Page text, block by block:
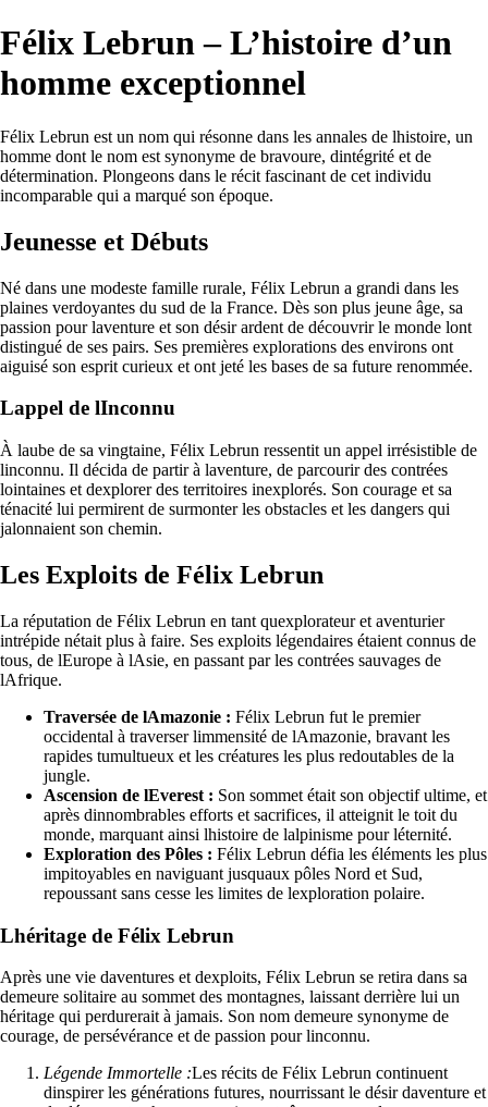
Félix Lebrun – L’histoire d’un
homme exceptionnel
Félix Lebrun est un nom qui résonne dans les annales de lhistoire, un
homme dont le nom est synonyme de bravoure, dintégrité et de
détermination. Plongeons dans le récit fascinant de cet individu
incomparable qui a marqué son époque.
Jeunesse et Débuts
Né dans une modeste famille rurale, Félix Lebrun a grandi dans les
plaines verdoyantes du sud de la France. Dès son plus jeune âge, sa
passion pour laventure et son désir ardent de découvrir le monde lont
distingué de ses pairs. Ses premières explorations des environs ont
aiguisé son esprit curieux et ont jeté les bases de sa future renommée.
Lappel de lInconnu
À laube de sa vingtaine, Félix Lebrun ressentit un appel irrésistible de
linconnu. Il décida de partir à laventure, de parcourir des contrées
lointaines et dexplorer des territoires inexplorés. Son courage et sa
ténacité lui permirent de surmonter les obstacles et les dangers qui
jalonnaient son chemin.
Les Exploits de Félix Lebrun
La réputation de Félix Lebrun en tant quexplorateur et aventurier
intrépide nétait plus à faire. Ses exploits légendaires étaient connus de
tous, de lEurope à lAsie, en passant par les contrées sauvages de
lAfrique.
Traversée de lAmazonie : Félix Lebrun fut le premier
occidental à traverser limmensité de lAmazonie, bravant les
rapides tumultueux et les créatures les plus redoutables de la
jungle.
Ascension de lEverest : Son sommet était son objectif ultime, et
après dinnombrables efforts et sacrifices, il atteignit le toit du
monde, marquant ainsi lhistoire de lalpinisme pour léternité.
Exploration des Pôles : Félix Lebrun défia les éléments les plus
impitoyables en naviguant jusquaux pôles Nord et Sud,
repoussant sans cesse les limites de lexploration polaire.
Lhéritage de Félix Lebrun
Après une vie daventures et dexploits, Félix Lebrun se retira dans sa
demeure solitaire au sommet des montagnes, laissant derrière lui un
héritage qui perdurerait à jamais. Son nom demeure synonyme de
courage, de persévérance et de passion pour linconnu.
Légende Immortelle :Les récits de Félix Lebrun continuent
dinspirer les générations futures, nourrissant le désir daventure et